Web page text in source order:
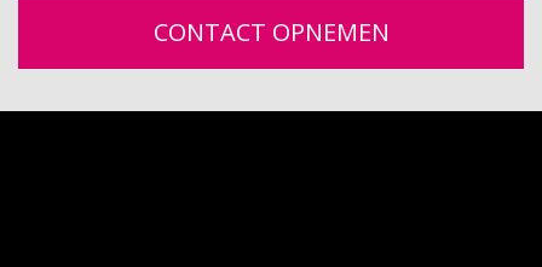
CONTACT OPNEMEN